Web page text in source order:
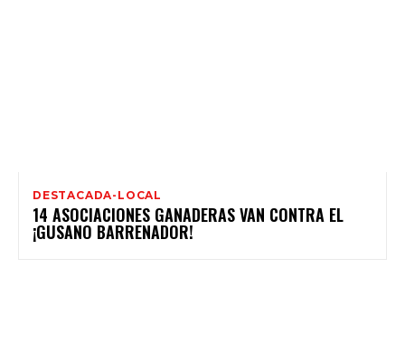
DESTACADA-LOCAL
14 ASOCIACIONES GANADERAS VAN CONTRA EL
¡GUSANO BARRENADOR!